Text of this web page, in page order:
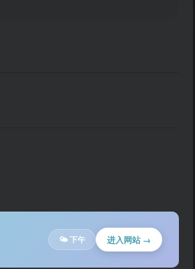
🌤 下午 进入网站 →